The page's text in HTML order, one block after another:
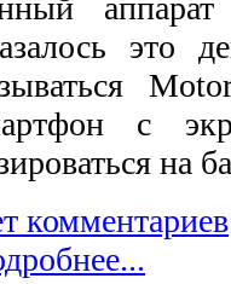
это
с
на
комментариев